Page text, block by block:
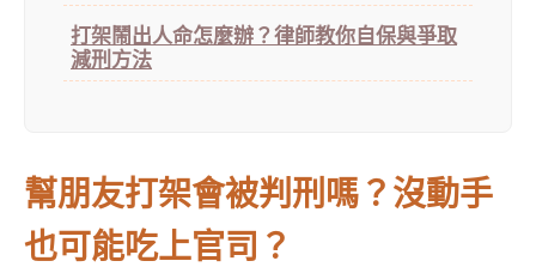
打架鬧出人命怎麼辦？律師教你自保與爭取
減刑方法
幫朋友打架會被判刑嗎？沒動手
也可能吃上官司？